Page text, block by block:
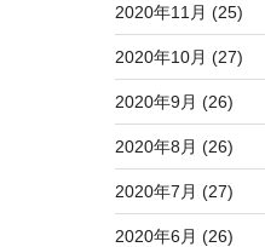
2020年11月 (25)
2020年10月 (27)
2020年9月 (26)
2020年8月 (26)
2020年7月 (27)
2020年6月 (26)